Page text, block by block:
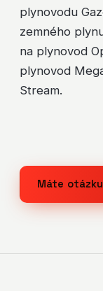
plynovodu
zemného
na plynovod
plynovod
Stream.
Máte